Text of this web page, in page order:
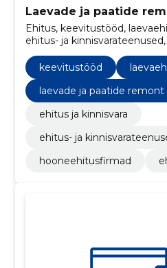
Laevade ja paatide
Ehitus, keevitustööd,
ehitus- ja
keevitustööd
laevade ja paatide remont
ehitus ja kinnisvara
ehitus- ja
hooneehitusfirmad